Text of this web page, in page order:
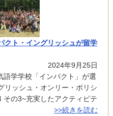
クト・イングリッシュが留学
2024年9月25日
語学学校「インパクト」が選
リッシュ・オンリー・ポリシ
の3~充実したアクティビテ
>>続きを読む